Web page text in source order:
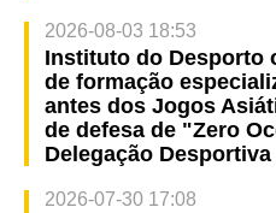
2026-08-03 18:53
Instituto do Desporto
de formação
antes dos Jogos
de defesa de "Zero
Delegação
2026-07-30 17:08